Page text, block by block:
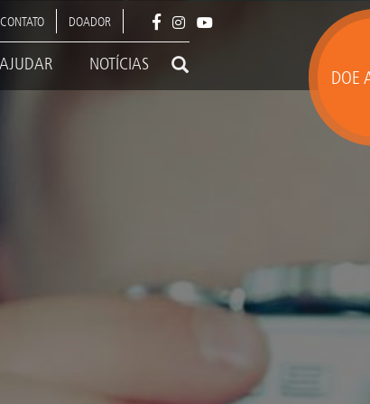
DOE
CONTATO DOADOR
NOTÍCIAS